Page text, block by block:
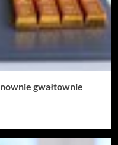
gwałtownie